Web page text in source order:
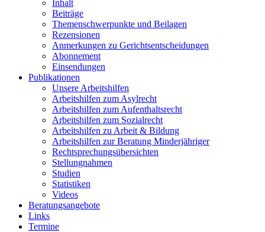
Inhalt
Beiträge
Themenschwerpunkte und Beilagen
Rezensionen
Anmerkungen zu Gerichtsentscheidungen
Abonnement
Einsendungen
Publikationen
Unsere Arbeitshilfen
Arbeitshilfen zum Asylrecht
Arbeitshilfen zum Aufenthaltsrecht
Arbeitshilfen zum Sozialrecht
Arbeitshilfen zu Arbeit & Bildung
Arbeitshilfen zur Beratung Minderjähriger
Rechtsprechungsübersichten
Stellungnahmen
Studien
Statistiken
Videos
Beratungsangebote
Links
Termine